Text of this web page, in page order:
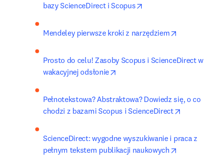
bazy ScienceDirect i Scopus
Mendeley pierwsze kroki z narzędziem
Prosto do celu! Zasoby Scopus i ScienceDirect w
wakacyjnej odsłonie
Pełnotekstowa? Abstraktowa? Dowiedz się, o co
chodzi z bazami Scopus i ScienceDirect
ScienceDirect: wygodne wyszukiwanie i praca z
pełnym tekstem publikacji naukowych